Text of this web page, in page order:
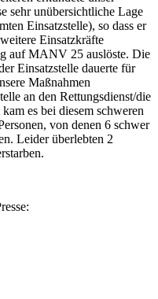
sehr unübersichtliche Lage
Einsatzstelle), so dass er
Einsatzkräfte
auf MANV 25 auslöste. Die
Einsatzstelle dauerte für
Maßnahmen
an den Rettungsdienst/die
es bei diesem schweren
von denen 6 schwer
Leider überlebten 2